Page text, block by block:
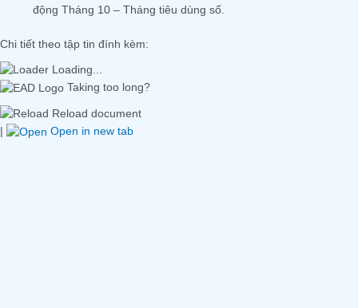
động Tháng 10 – Tháng tiêu dùng số.
Chi tiết theo tập tin đính kèm:
Loading...
Taking too long?
Reload document
Open in new tab